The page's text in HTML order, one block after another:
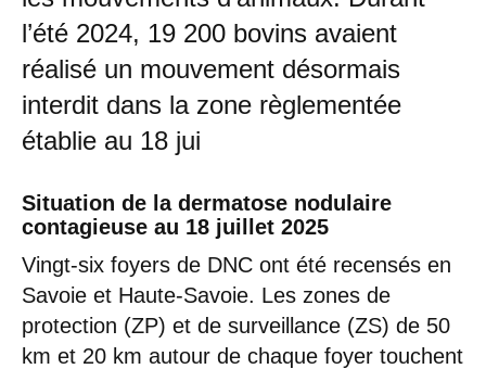
l’été 2024, 19 200 bovins avaient
réalisé un mouvement désormais
interdit dans la zone règlementée
établie au 18 jui
Situation de la dermatose nodulaire
contagieuse au 18 juillet 2025
Vingt-six foyers de DNC ont été recensés en
Savoie et Haute-Savoie. Les zones de
protection (ZP) et de surveillance (ZS) de 50
km et 20 km autour de chaque foyer touchent